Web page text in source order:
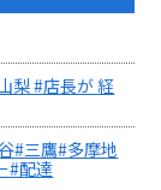
梨 #店長が 経
#三鷹#多摩地
#配達